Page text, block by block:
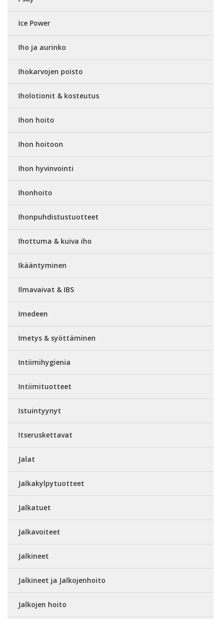
Ice Power
Iho ja aurinko
Ihokarvojen poisto
Iholotionit & kosteutus
Ihon hoito
Ihon hoitoon
Ihon hyvinvointi
Ihonhoito
Ihonpuhdistustuotteet
Ihottuma & kuiva iho
Ikääntyminen
Ilmavaivat & IBS
Imedeen
Imetys & syöttäminen
Intiimihygienia
Intiimituotteet
Istuintyynyt
Itseruskettavat
Jalat
Jalkakylpytuotteet
Jalkatuet
Jalkavoiteet
Jalkineet
Jalkineet ja Jalkojenhoito
Jalkojen hoito